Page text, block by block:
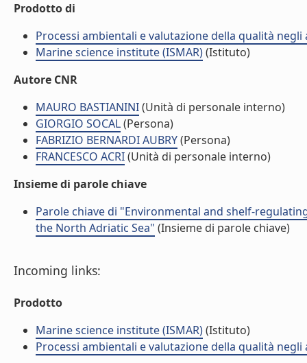
Prodotto di
Processi ambientali e valutazione della qualità negli
Marine science institute (ISMAR)(Istituto)
Autore CNR
MAURO BASTIANINI(Unità di personale interno)
GIORGIO SOCAL(Persona)
FABRIZIO BERNARDI AUBRY(Persona)
FRANCESCO ACRI(Unità di personale interno)
Insieme di parole chiave
Parole chiave di "Environmental and shelf-
the North Adriatic Sea" (Insieme di parole chiave)
Incoming links:
Prodotto
Marine science institute (ISMAR)(Istituto)
Processi ambientali e valutazione della qualità negli